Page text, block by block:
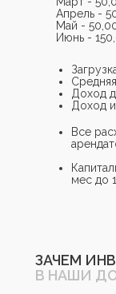
Доход
Доход
Все
мес до
Апрель -
Май -
Июнь -
ЗАЧЕМ
В НАШИ